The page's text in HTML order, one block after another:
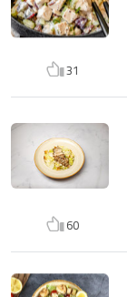
31
60